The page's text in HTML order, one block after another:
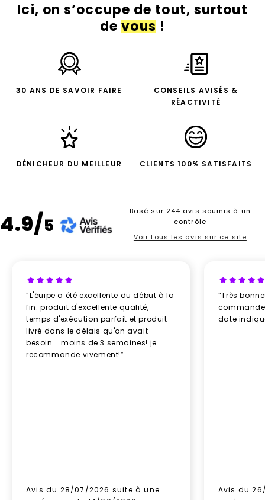
Ici, on s’occupe de tout, surtout
devous!
30 ANS DE SAVOIR FAIRE
CONSEILS AVISÉS &
RÉACTIVITÉ
DÉNICHEUR DU MEILLEUR CLIENTS 100% SATISFAITS
4.9/5
Basé sur 244 avis soumis à un
contrôle
Voir tous les avis sur ce site
“L'éuipe a été excellente du début à la
fin. produit d'excellente qualité,
temps d'exécution parfait et produit
livré dans le délais qu'on avait
besoin... moins de 3 semaines! je
recommande vivement!”
Avis du 28/07/2026 suite à une
“Très
date
Avis du